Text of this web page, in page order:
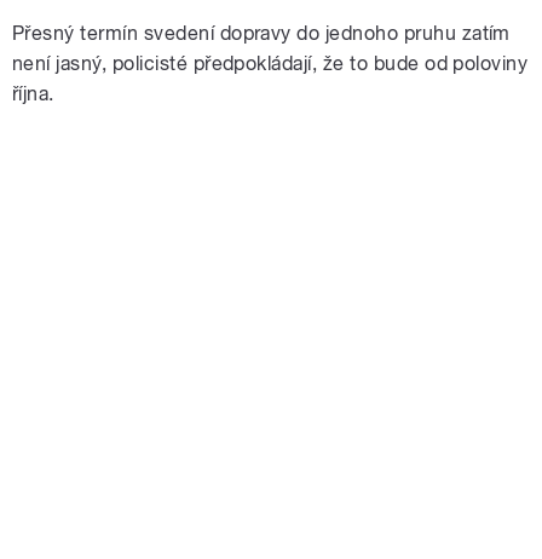
Přesný termín svedení dopravy do jednoho pruhu zatím
není jasný, policisté předpokládají, že to bude od poloviny
října.